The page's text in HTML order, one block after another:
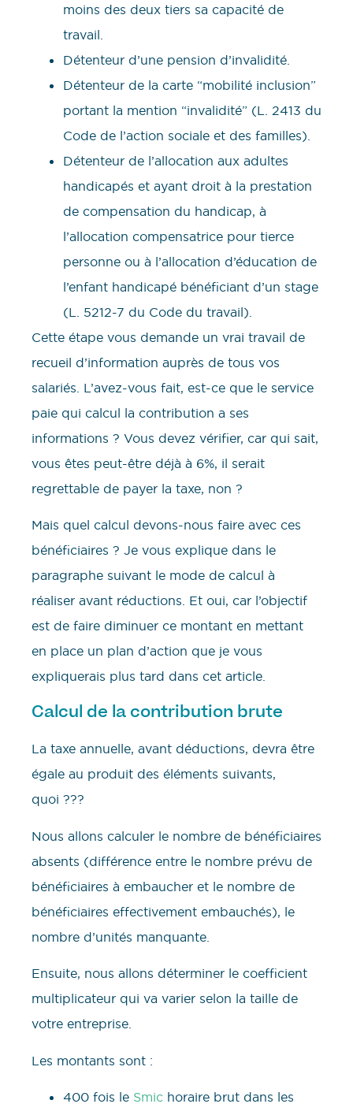
moins des deux tiers sa capacité de
travail.
Détenteur d’une pension d’invalidité.
Détenteur de la carte “mobilité inclusion”
portant la mention “invalidité” (L. 2413 du
Code de l’action sociale et des familles).
Détenteur de l’allocation aux adultes
handicapés et ayant droit à la prestation
de compensation du handicap, à
l’allocation compensatrice pour tierce
personne ou à l’allocation d’éducation de
l’enfant handicapé bénéficiant d’un stage
(L. 5212-7 du Code du travail).
Cette étape vous demande un vrai travail de
recueil d’information auprès de tous vos
salariés. L’avez-vous fait, est-ce que le service
paie qui calcul la contribution a ses
informations ? Vous devez vérifier, car qui sait,
vous êtes peut-être déjà à 6%, il serait
regrettable de payer la taxe, non ?
Mais quel calcul devons-nous faire avec ces
bénéficiaires ? Je vous explique dans le
paragraphe suivant le mode de calcul à
réaliser avant réductions. Et oui, car l’objectif
est de faire diminuer ce montant en mettant
en place un plan d’action que je vous
expliquerais plus tard dans cet article.
Calcul de la contribution brute
La taxe annuelle, avant déductions, devra être
égale au produit des éléments suivants,
quoi ???
Nous allons calculer le nombre de bénéficiaires
absents (différence entre le nombre prévu de
bénéficiaires à embaucher et le nombre de
bénéficiaires effectivement embauchés), le
nombre d’unités manquante.
Ensuite, nous allons déterminer le coefficient
multiplicateur qui va varier selon la taille de
votre entreprise.
Les montants sont :
400 fois le Smic horaire brut dans les